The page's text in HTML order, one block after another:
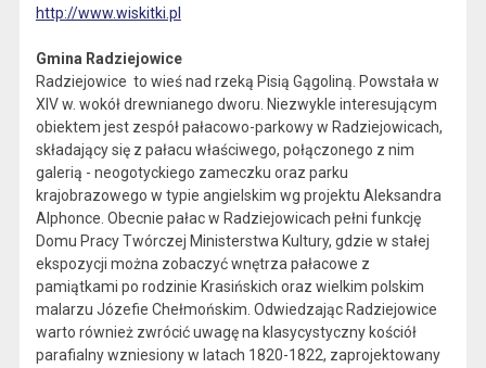
http://www.wiskitki.pl
Gmina Radziejowice
Radziejowice to wieś nad rzeką Pisią Gągoliną. Powstała w
XIV w. wokół drewnianego dworu. Niezwykle interesującym
obiektem jest zespół pałacowo-parkowy w Radziejowicach,
składający się z pałacu właściwego, połączonego z nim
galerią - neogotyckiego zameczku oraz parku
krajobrazowego w typie angielskim wg projektu Aleksandra
Alphonce. Obecnie pałac w Radziejowicach pełni funkcję
Domu Pracy Twórczej Ministerstwa Kultury, gdzie w stałej
ekspozycji można zobaczyć wnętrza pałacowe z
pamiątkami po rodzinie Krasińskich oraz wielkim polskim
malarzu Józefie Chełmońskim. Odwiedzając Radziejowice
warto również zwrócić uwagę na klasycystyczny kościół
parafialny wzniesiony w latach 1820-1822, zaprojektowany